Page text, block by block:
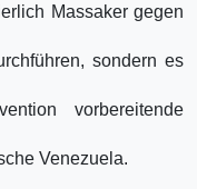
Massaker gegen
sondern es
vorbereitende
Venezuela.